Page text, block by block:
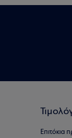
Επιτόκια